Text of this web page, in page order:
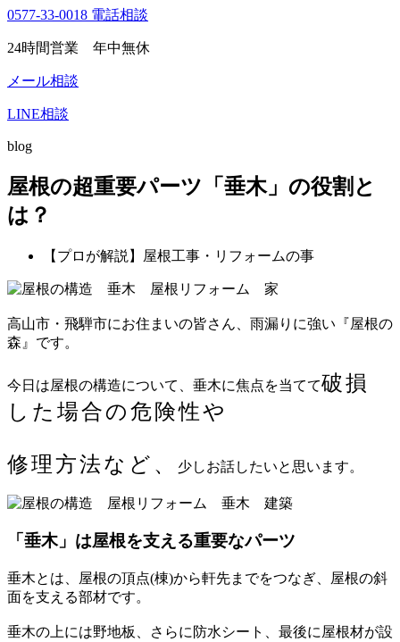
0577-33-0018 電話相談
24時間営業 年中無休
メール相談
LINE相談
blog
屋根の超重要パーツ「垂木」の役割と
は？
【プロが解説】屋根工事・リフォームの事
高山市・飛騨市にお住まいの皆さん、雨漏りに強い『屋根の
森』です。
今日は屋根の構造について、垂木に焦点を当てて破損
した場合の危険性や
修理方法など、 少しお話したいと思います。
「垂木」は屋根を支える重要なパーツ
垂木とは、屋根の頂点(棟)から軒先までをつなぎ、屋根の斜
面を支える部材です。
垂木の上には野地板、さらに防水シート、最後に屋根材が設